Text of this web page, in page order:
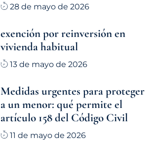
28 de mayo de 2026
exención por reinversión en
vivienda habitual
13 de mayo de 2026
Medidas urgentes para proteger
a un menor: qué permite el
artículo 158 del Código Civil
11 de mayo de 2026